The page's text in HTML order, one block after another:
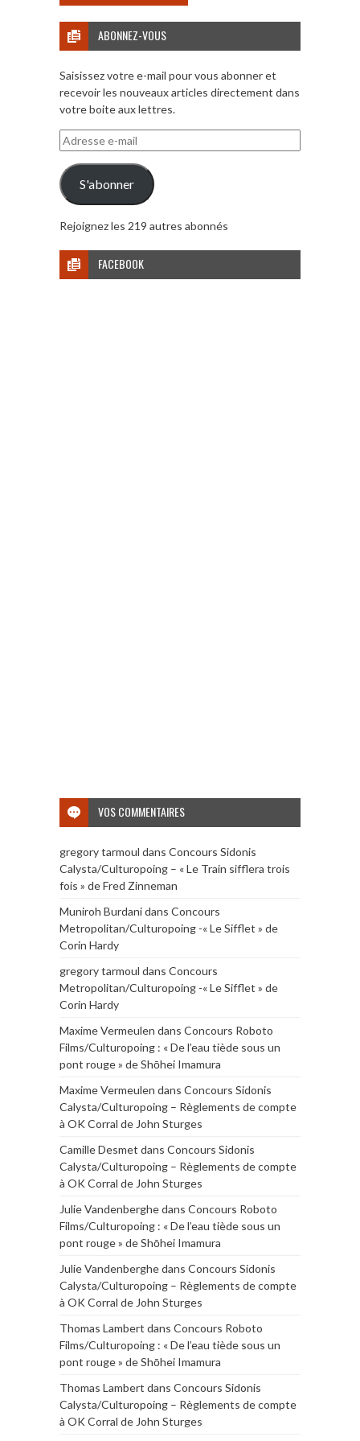
ABONNEZ-VOUS
Saisissez votre e-mail pour vous abonner et
recevoir les nouveaux articles directement dans
votre boite aux lettres.
Adresse
e-
mail
S'abonner
Rejoignez les 219 autres abonnés
FACEBOOK
VOS COMMENTAIRES
gregory tarmoul dans Concours Sidonis
Calysta/Culturopoing – « Le Train sifflera trois
fois » de Fred Zinneman
Muniroh Burdanidans Concours
Metropolitan/Culturopoing -« Le Sifflet » de
Corin Hardy
gregory tarmoul dans Concours
Metropolitan/Culturopoing -« Le Sifflet » de
Corin Hardy
Maxime Vermeulen dans Concours Roboto
Films/Culturopoing : « De l’eau tiède sous un
pont rouge » de Shōhei Imamura
Maxime Vermeulen dans Concours Sidonis
Calysta/Culturopoing – Règlements de compte
à OK Corral de John Sturges
Camille Desmet dans Concours Sidonis
Calysta/Culturopoing – Règlements de compte
à OK Corral de John Sturges
Julie Vandenberghedans Concours Roboto
Films/Culturopoing : « De l’eau tiède sous un
pont rouge » de Shōhei Imamura
Julie Vandenberghedans Concours Sidonis
Calysta/Culturopoing – Règlements de compte
à OK Corral de John Sturges
Thomas Lambert dans Concours Roboto
Films/Culturopoing : « De l’eau tiède sous un
pont rouge » de Shōhei Imamura
Thomas Lambert dans Concours Sidonis
Calysta/Culturopoing – Règlements de compte
à OK Corral de John Sturges